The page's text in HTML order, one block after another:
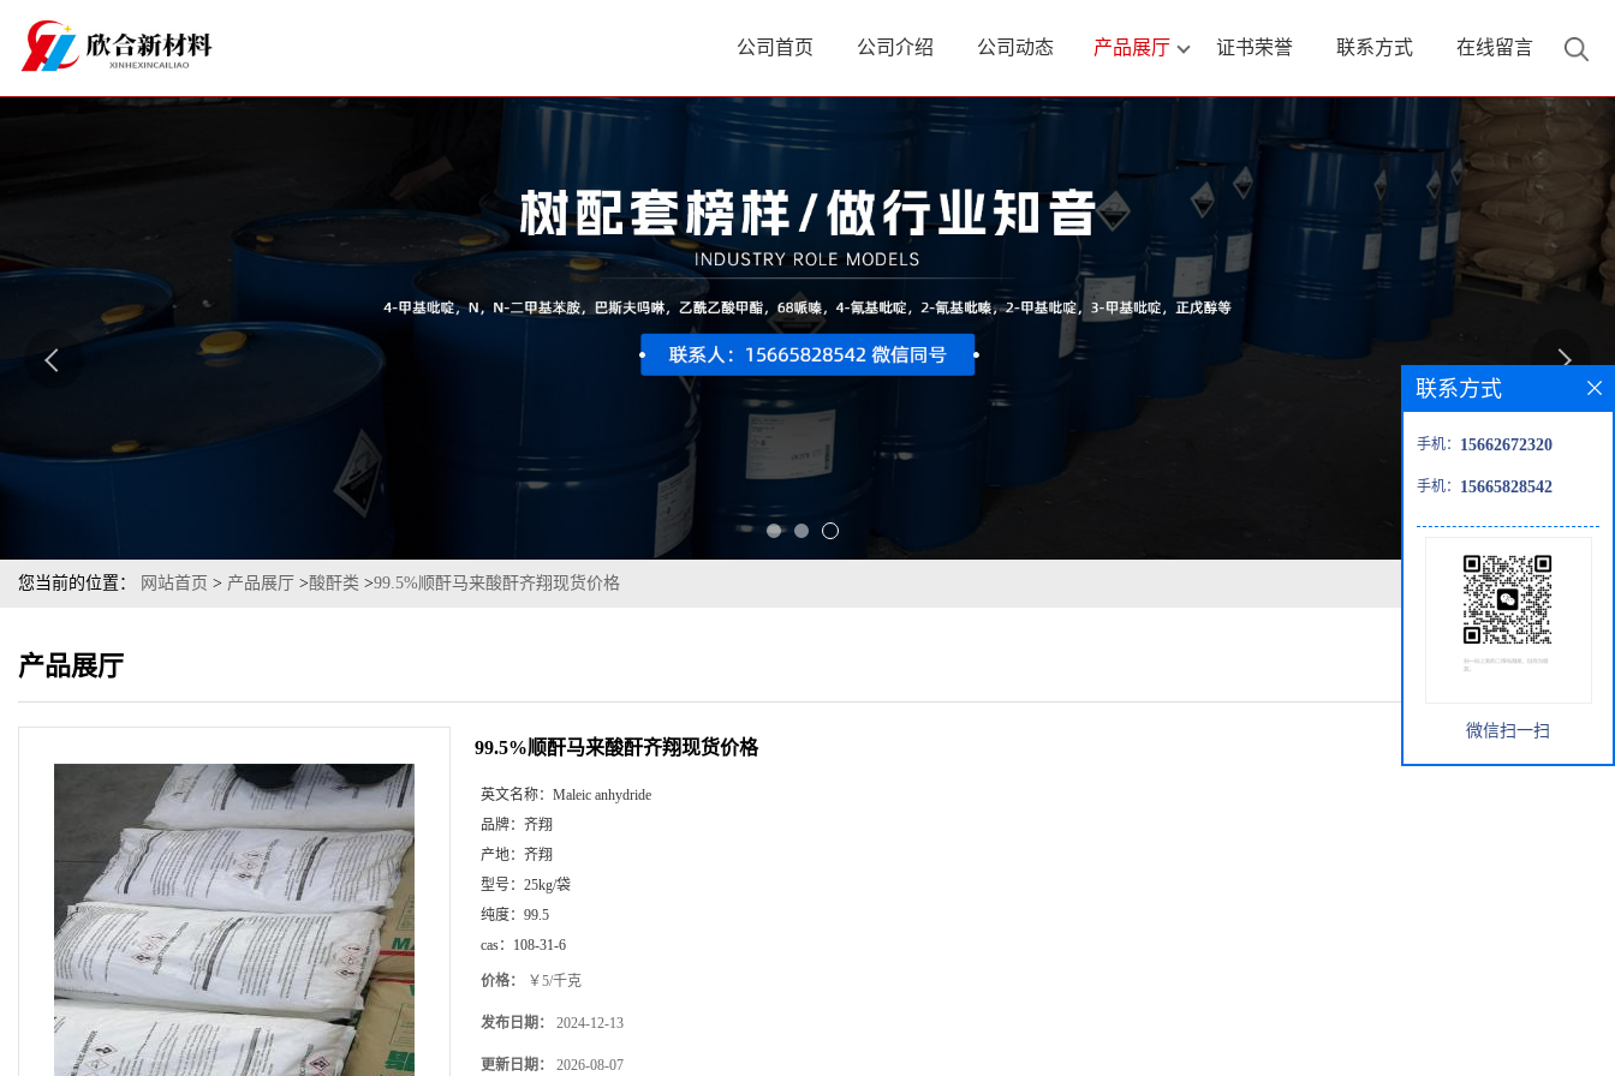
公司首页 公司介绍 公司动态 产品展厅 证书荣誉 联系方式 在线留言
您当前的位置： 网站首页 > 产品展厅 >酸酐类 >99.5%顺酐马来酸酐齐翔现货价格
产品展厅
99.5%顺酐马来酸酐齐翔现货价格
英文名称： Maleic anhydride
品牌： 齐翔
产地： 齐翔
型号： 25kg/袋
纯度： 99.5
cas： 108-31-6
价格： ￥5/千克
发布日期： 2024-12-13
更新日期： 2026-08-07
联系方式
手机： 15662672320
手机： 15665828542
微信扫一扫